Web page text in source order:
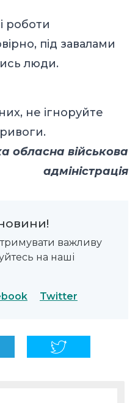
роботи
під завалами
люди.
не ігноруйте
обласна військова
адміністрація
важливу
на наші
Twitter